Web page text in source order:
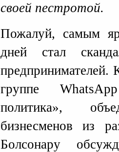
своей пестротой.
Пожалуй, самым
дней стал
предпринимателей.
группе
политика»,
бизнесменов из
Болсонару